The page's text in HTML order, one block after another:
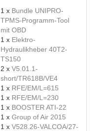
1 x Bundle UNIPRO-
TPMS-Programm-Tool
mit OBD
1 x Elektro-
Hydraulikheber 40T2-
TS150
2 x V5.01.1-
short/TR618B/VE4
1 x RFE/EM/L=615
1 x RFE/EM/L=230
1 x BOOSTER ATI-22
1 x Group of Air 2015
1 x V528.26-VALCOA/27-